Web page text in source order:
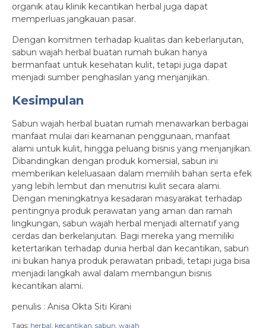
organik atau klinik kecantikan herbal juga dapat
memperluas jangkauan pasar.
Dengan komitmen terhadap kualitas dan keberlanjutan,
sabun wajah herbal buatan rumah bukan hanya
bermanfaat untuk kesehatan kulit, tetapi juga dapat
menjadi sumber penghasilan yang menjanjikan.
Kesimpulan
Sabun wajah herbal buatan rumah menawarkan berbagai
manfaat mulai dari keamanan penggunaan, manfaat
alami untuk kulit, hingga peluang bisnis yang menjanjikan.
Dibandingkan dengan produk komersial, sabun ini
memberikan keleluasaan dalam memilih bahan serta efek
yang lebih lembut dan menutrisi kulit secara alami.
Dengan meningkatnya kesadaran masyarakat terhadap
pentingnya produk perawatan yang aman dan ramah
lingkungan, sabun wajah herbal menjadi alternatif yang
cerdas dan berkelanjutan. Bagi mereka yang memiliki
ketertarikan terhadap dunia herbal dan kecantikan, sabun
ini bukan hanya produk perawatan pribadi, tetapi juga bisa
menjadi langkah awal dalam membangun bisnis
kecantikan alami.
penulis : Anisa Okta Siti Kirani
Tags: herbal, kecantikan, sabun, wajah